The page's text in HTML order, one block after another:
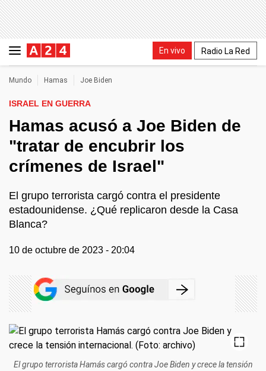
En vivo Radio La Red
Mundo Hamas Joe Biden
ISRAEL EN GUERRA
Hamas acusó a Joe Biden de
"tratar de encubrir los
crímenes de Israel"
El grupo terrorista cargó contra el presidente
estadounidense. ¿Qué replicaron desde la Casa
Blanca?
10 de octubre de 2023 - 20:04
El grupo terrorista Hamás cargó contra Joe Biden y crece la tensión